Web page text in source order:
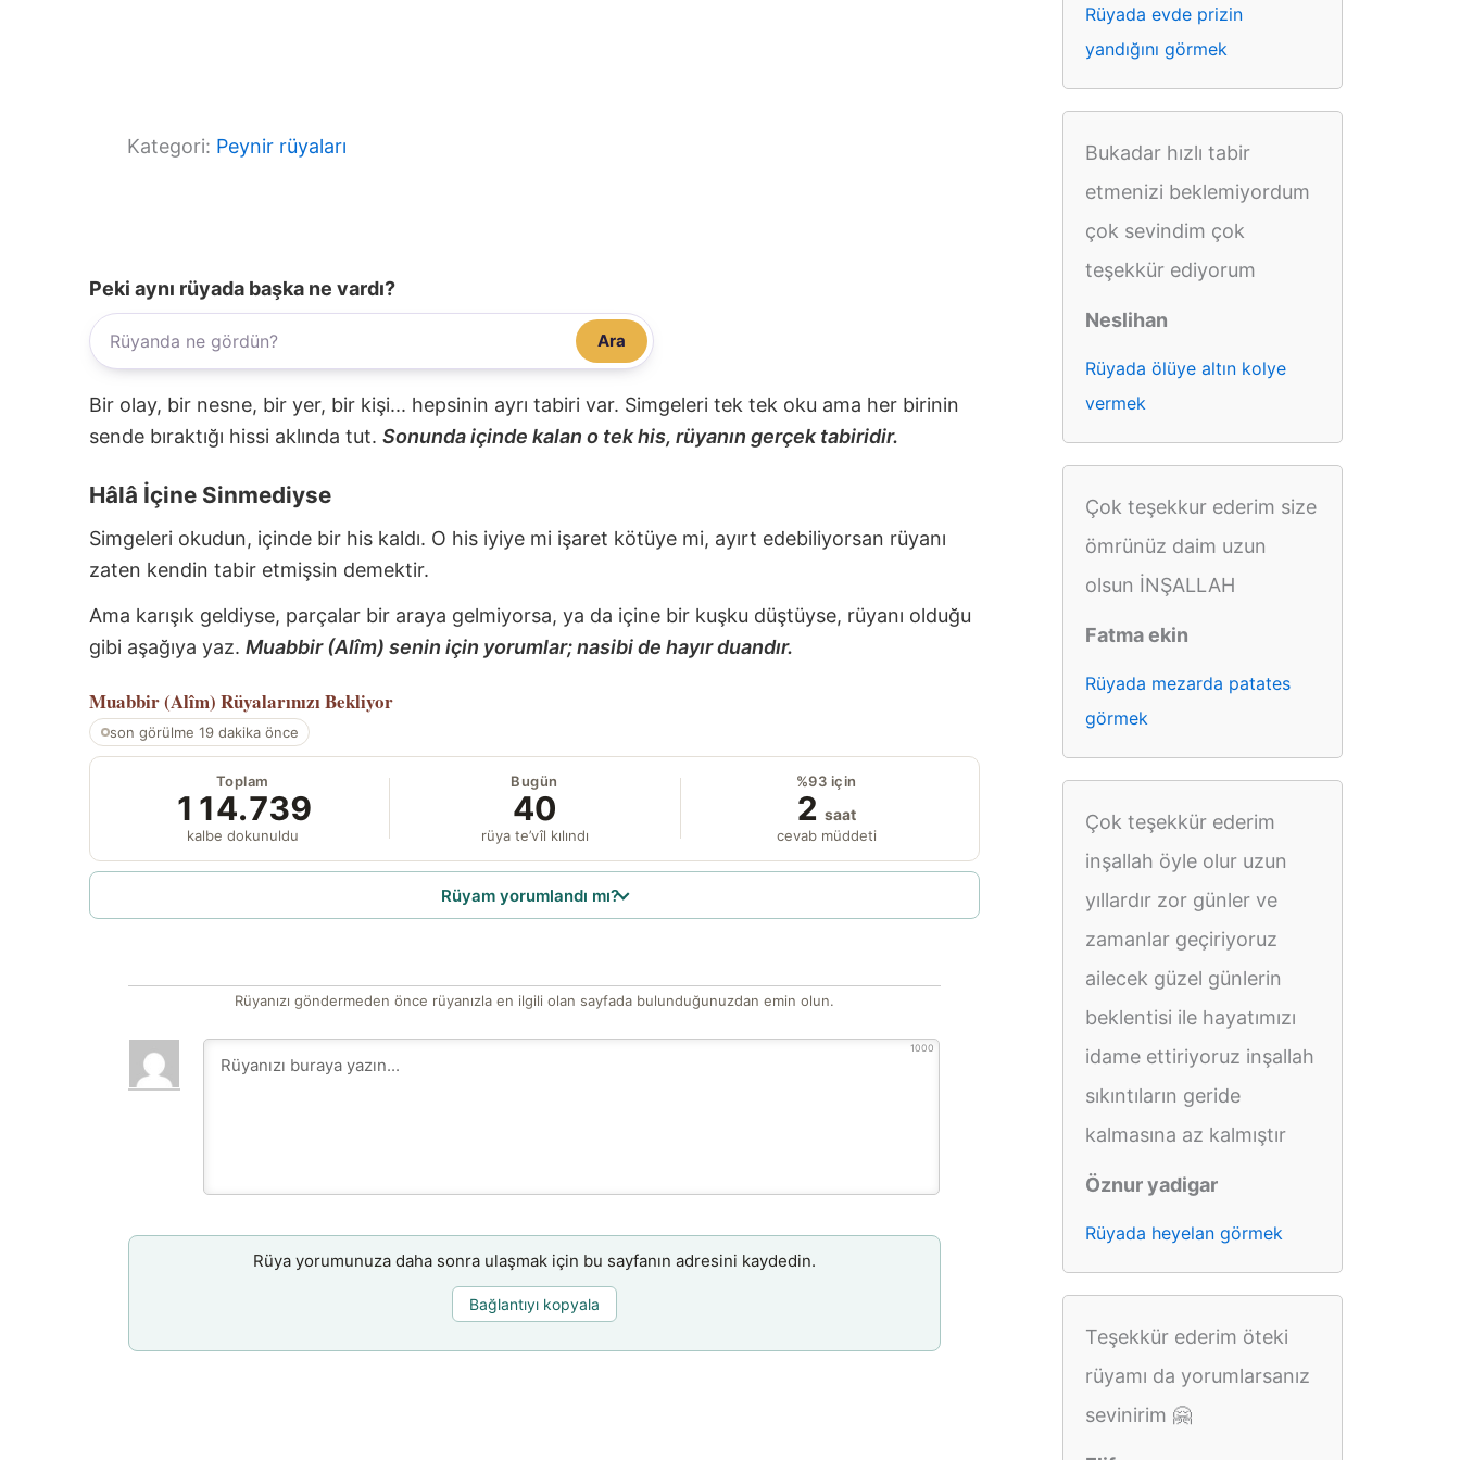
Kategori: Peynir rüyaları
Peki aynı rüyada başka ne vardı?
Ara
Bir olay, bir nesne, bir yer, bir kişi... hepsinin ayrı tabiri var. Simgeleri tek tek oku ama her birinin
sende bıraktığı hissi aklında tut. Sonunda içinde kalan o tek his, rüyanın gerçek tabiridir.
Hâlâ İçine Sinmediyse
Simgeleri okudun, içinde bir his kaldı. O his iyiye mi işaret kötüye mi, ayırt edebiliyorsan rüyanı
zaten kendin tabir etmişsin demektir.
Ama karışık geldiyse, parçalar bir araya gelmiyorsa, ya da içine bir kuşku düştüyse, rüyanı olduğu
gibi aşağıya yaz. Muabbir (Alîm) senin için yorumlar; nasibi de hayır duandır.
Muabbir (Alîm) Rüyalarınızı Bekliyor
son görülme 19 dakika önce
Toplam
114.739
kalbe dokunuldu
Bugün
40
rüya te’vîl kılındı
%93 için
2 saat
cevab müddeti
Rüyam yorumlandı mı?
Rüyanızı göndermeden önce rüyanızla en ilgili olan sayfada bulunduğunuzdan emin olun.
1000
Rüya yorumunuza daha sonra ulaşmak için bu sayfanın adresini kaydedin.
Bağlantıyı kopyala
Rüyada evde prizin
yandığını görmek
Bukadar hızlı tabir
etmenizi beklemiyordum
çok sevindim çok
teşekkür ediyorum
Neslihan
Rüyada ölüye altın kolye
vermek
Çok teşekkur ederim size
ömrünüz daim uzun
olsun İNŞALLAH
Fatma ekin
Rüyada mezarda patates
görmek
Çok teşekkür ederim
inşallah öyle olur uzun
yıllardır zor günler ve
zamanlar geçiriyoruz
ailecek güzel günlerin
beklentisi ile hayatımızı
idame ettiriyoruz inşallah
sıkıntıların geride
kalmasına az kalmıştır
Öznur yadigar
Rüyada heyelan görmek
Teşekkür ederim öteki
rüyamı da yorumlarsanız
sevinirim 🤗